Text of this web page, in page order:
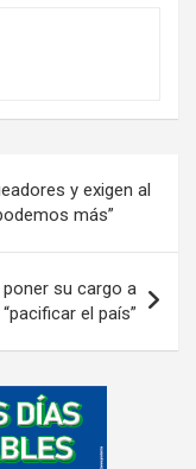
y exigen al
más”
su cargo a
el país”